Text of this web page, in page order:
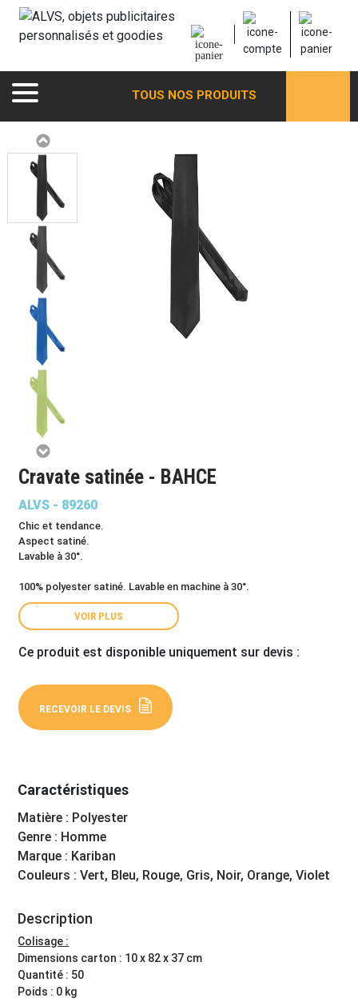
TOUS NOS PRODUITS
Cravate satinée - BAHCE
ALVS - 89260
Chic et tendance.
Aspect satiné.
Lavable à 30°.
100% polyester satiné. Lavable en machine à 30°.
VOIR PLUS
Ce produit est disponible uniquement sur devis :
RECEVOIR LE DEVIS
Caractéristiques
Matière : Polyester
Genre : Homme
Marque : Kariban
Couleurs : Vert, Bleu, Rouge, Gris, Noir, Orange, Violet
Description
Colisage :
Dimensions carton : 10 x 82 x 37 cm
Quantité : 50
Poids : 0 kg